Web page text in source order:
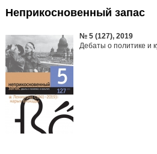
Неприкосновенный запас
№ 5 (127), 2019
Дебаты о политике и